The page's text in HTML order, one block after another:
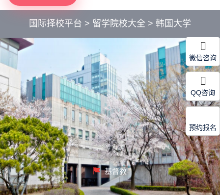
国际择校平台 > 留学院校大全 > 韩国大学
基督教
微信咨询
QQ咨询
预约报名